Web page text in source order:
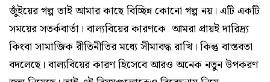
জুঁইয়ের গল্প তাই আমার কাছে বিচ্ছিন্ন কোনো গল্প নয়। এটি একটি
সময়ের সতর্কবার্তা। বাল্যবিয়ের কারণকে আমরা প্রায়ই দারিদ্র্য
কিংবা সামাজিক রীতিনীতির মধ্যে সীমাবদ্ধ রাখি। কিন্তু বাস্তবতা
বদলেছে। বাল্যবিয়ের কারণ হিসেবে আরও অনেক নতুন উপকরণ